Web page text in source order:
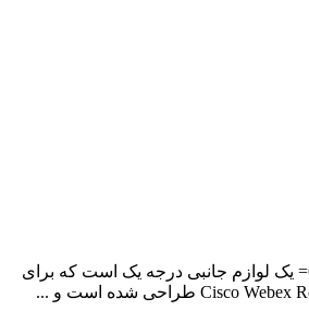
Cisco CS-KITPLUS-K9= یک لوازم جانبی درجه یک است که برای